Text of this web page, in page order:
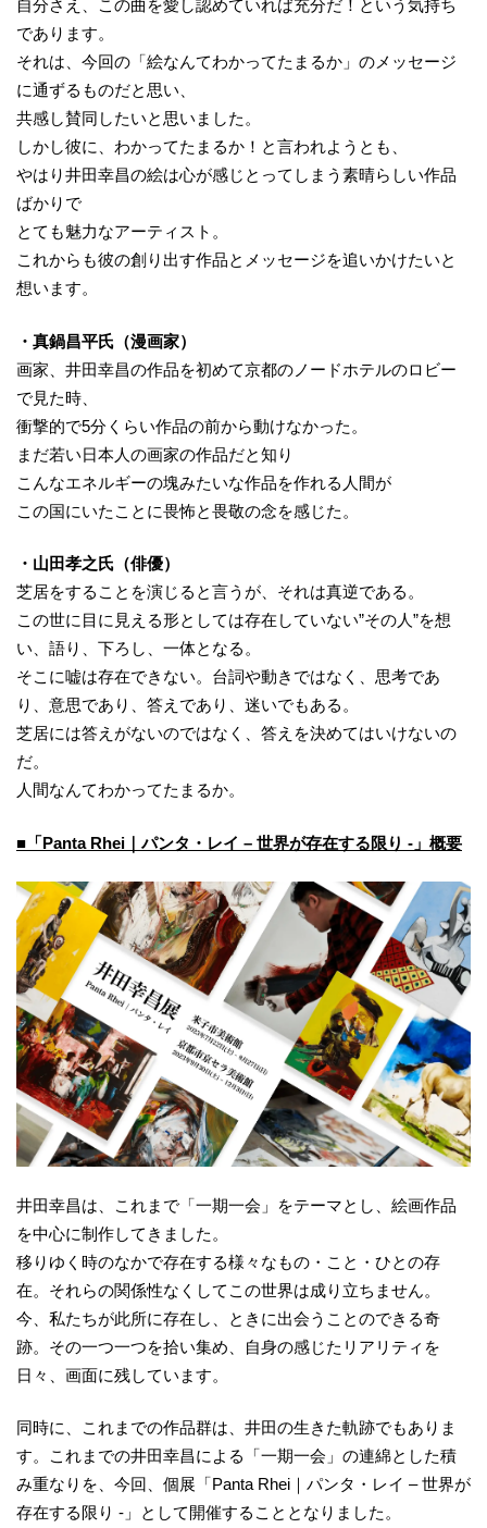
自分さえ、この曲を愛し認めていれば充分だ！という気持ち
であります。
それは、今回の「絵なんてわかってたまるか」のメッセージ
に通ずるものだと思い、
共感し賛同したいと思いました。
しかし彼に、わかってたまるか！と言われようとも、
やはり井田幸昌の絵は心が感じとってしまう素晴らしい作品
ばかりで
とても魅力なアーティスト。
これからも彼の創り出す作品とメッセージを追いかけたいと
想います。
・真鍋昌平氏（漫画家）
画家、井田幸昌の作品を初めて京都のノードホテルのロビー
で見た時、
衝撃的で5分くらい作品の前から動けなかった。
まだ若い日本人の画家の作品だと知り
こんなエネルギーの塊みたいな作品を作れる人間が
この国にいたことに畏怖と畏敬の念を感じた。
・山田孝之氏（俳優）
芝居をすることを演じると言うが、それは真逆である。
この世に目に見える形としては存在していない”その人”を想
い、語り、下ろし、一体となる。
そこに嘘は存在できない。台詞や動きではなく、思考であ
り、意思であり、答えであり、迷いでもある。
芝居には答えがないのではなく、答えを決めてはいけないの
だ。
人間なんてわかってたまるか。
■「Panta Rhei｜パンタ・レイ – 世界が存在する限り -」概要
井田幸昌は、これまで「一期一会」をテーマとし、絵画作品
を中心に制作してきました。
移りゆく時のなかで存在する様々なもの・こと・ひとの存
在。それらの関係性なくしてこの世界は成り立ちません。
今、私たちが此所に存在し、ときに出会うことのできる奇
跡。その一つ一つを拾い集め、自身の感じたリアリティを
日々、画面に残しています。
同時に、これまでの作品群は、井田の生きた軌跡でもありま
す。これまでの井田幸昌による「一期一会」の連綿とした積
み重なりを、今回、個展「Panta Rhei｜パンタ・レイ – 世界が
存在する限り -」として開催することとなりました。